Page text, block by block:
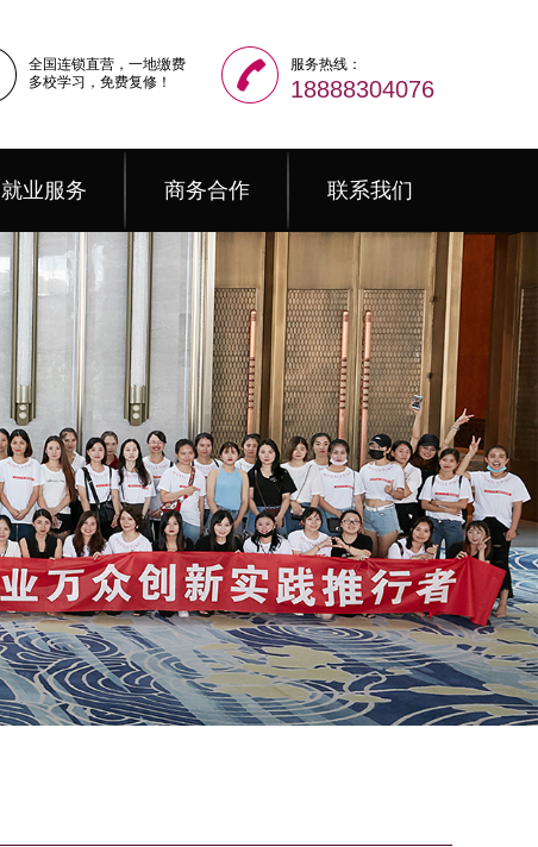
全国连锁直营，一地缴费
多校学习，免费复修！
服务热线：
18888304076
就业服务 商务合作 联系我们